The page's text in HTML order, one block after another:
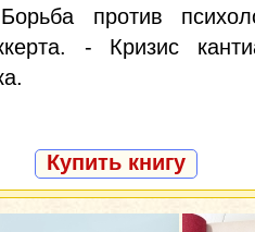
против
- Кризис
Купить книгу